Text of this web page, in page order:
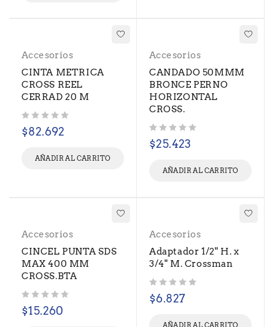
Accesorios
CINTA METRICA
CROSS REEL
CERRAD 20 M
$82.692
AÑADIR AL CARRITO
Accesorios
CANDADO 50MMM
BRONCE PERNO
HORIZONTAL
CROSS.
$25.423
AÑADIR AL CARRITO
Accesorios
CINCEL PUNTA SDS
MAX 400 MM
CROSS.BTA
$15.260
Accesorios
Adaptador 1/2" H. x
3/4" M. Crossman
$6.827
AÑADIR AL CARRITO